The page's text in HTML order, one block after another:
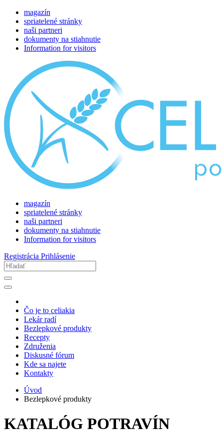
magazín
spriatelené stránky
naši partneri
dokumenty na stiahnutie
Information for visitors
magazín
spriatelené stránky
naši partneri
dokumenty na stiahnutie
Information for visitors
Registrácia Prihlásenie
Čo je to celiakia
Lekár radí
Bezlepkové produkty
Recepty
Združenia
Diskusné fórum
Kde sa najete
Kontakty
Úvod
Bezlepkové produkty
KATALÓG POTRAVÍN